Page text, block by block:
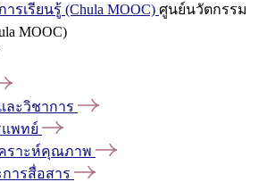
รเรียนรู้ (Chula MOOC) ศูนย์นวัตกรรม
MOOC)
ละวิชาการ
แพทย์
คราะห์คุณภาพ
ารสื่อสาร